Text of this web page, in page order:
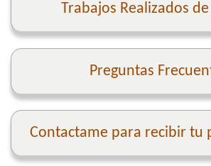
Trabajos Realizados
Preguntas
Contactame para recibir tu